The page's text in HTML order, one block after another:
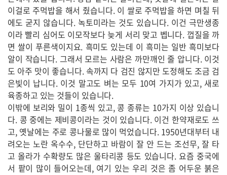
이걸로 주먹밥을 해서 줬습니다. 이 쌀로 주먹밥을 하면 며칠 뒤
에도 굳지 않습니다. 녹토미라는 것도 있습니다. 이건 극만생종
이라 빨리 심어도 이모작보다 늦게 서리 맞고 벱니다. 껍질을 까
면 쌀이 푸른색이지요. 흑미도 있는데 이 흑미는 일반 흑미보다
알이 작습니다. 그래서 모르는 사람은 까만깨인 줄 압니다. 이것
도 아주 맛이 좋습니다. 속까지 다 검진 않지만 도정해도 조금 검
은빛이 납니다. 이것 말고도 벼는 모두 10여 가지가 있고, 새로
육종하고 있는 것들이 있습니다.
이밖에 보리와 밀이 1종씩 있고, 콩 종류는 10가지 이상 있습니
다. 콩 중에는 제비콩이라는 것이 있습니다. 이건 한약재로도 쓰
고, 옛날에는 주로 콩나물로 많이 먹었습니다. 1950년대부터 내
려오는 노란 옥수수, 단단하고 바람이 잘 안 드는 조선무, 잘 타
고 올라가 수확량도 많은 울타리콩 등도 있습니다. 요즘 중국에
서 팥이 많이 들어오는데, 여기 있는 우리 것은 좀 어두운 붉은